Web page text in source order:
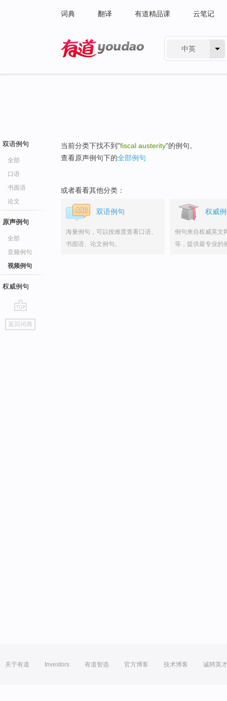
词典 翻译 有道精品课 云笔记
中英
双语例句
全部
口语
书面语
论文
原声例句
全部
音频例句
视频例句
权威例句
go
top
返回词典
当前分类下找不到"fiscal austerity"的例句。
查看原声例句下的全部例句
或者看看其他分类：
双语例句
海量例句，可以按难度查看口语、
书面语、论文例句。
权威
例句来自权威英文
等，提供最专业的
关于有道 Investors 有道智选 官方博客 技术博客 诚聘英才